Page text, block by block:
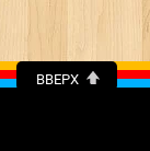
ВВЕРХ